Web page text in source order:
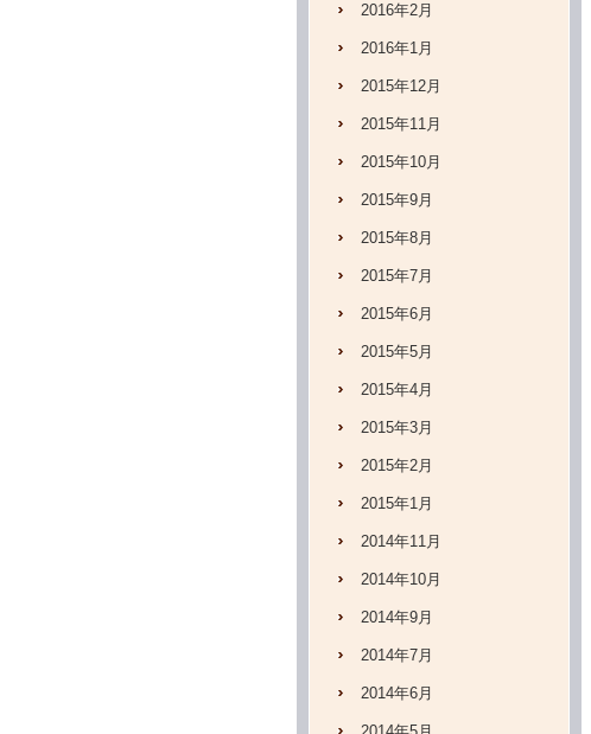
2016年2月
2016年1月
2015年12月
2015年11月
2015年10月
2015年9月
2015年8月
2015年7月
2015年6月
2015年5月
2015年4月
2015年3月
2015年2月
2015年1月
2014年11月
2014年10月
2014年9月
2014年7月
2014年6月